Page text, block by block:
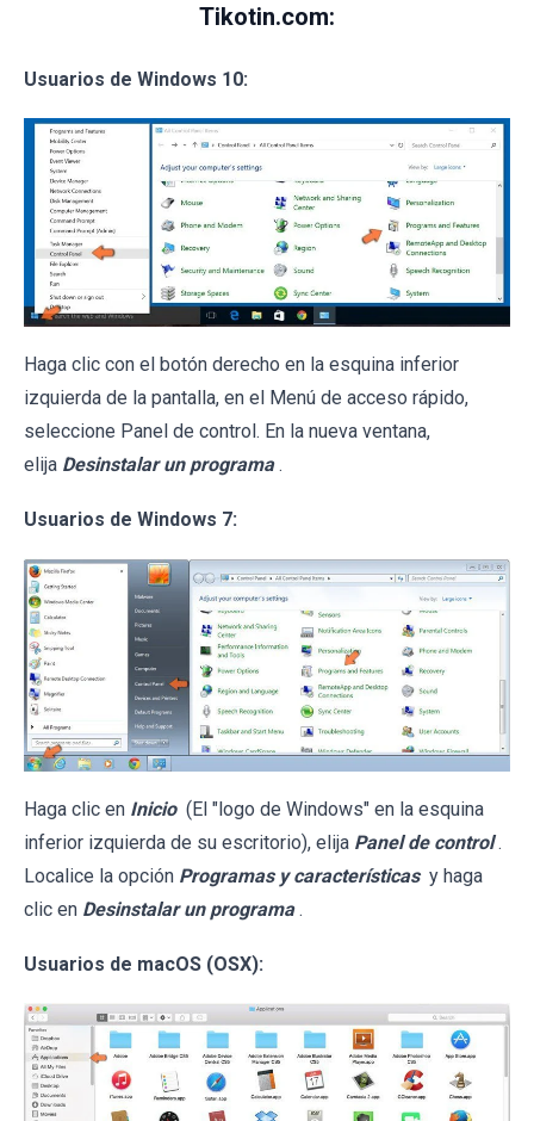
Tikotin.com:
Usuarios de Windows 10:
Haga clic con el botón derecho en la esquina inferior
izquierda de la pantalla, en el Menú de acceso rápido,
seleccione Panel de control. En la nueva ventana,
elija Desinstalar un programa .
Usuarios de Windows 7:
Haga clic en Inicio (El "logo de Windows" en la esquina
inferior izquierda de su escritorio), elija Panel de control .
Localice la opción Programas y características y haga
clic en Desinstalar un programa .
Usuarios de macOS (OSX):